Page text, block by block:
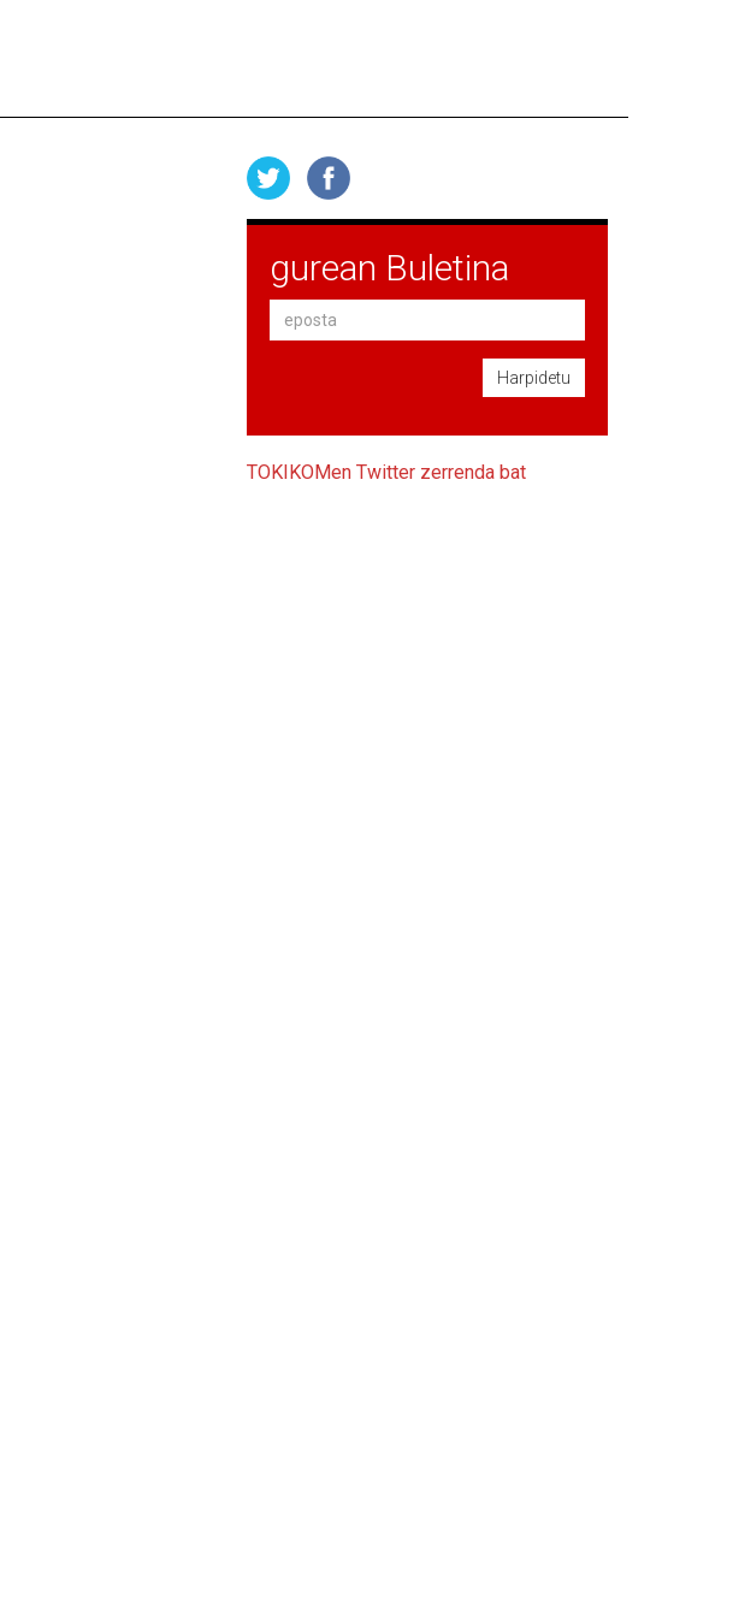
gurean Buletina
Harpidetu
TOKIKOMen Twitter zerrenda bat